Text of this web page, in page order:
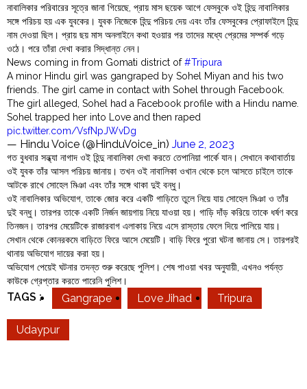
নাবালিকার পরিবারের সূত্রে জানা গিয়েছে, প্রায় মাস ছয়েক আগে ফেসবুকে ওই হিন্দু নাবালিকার
সঙ্গে পরিচয় হয় এক যুবকের। যুবক নিজেকে হিন্দু পরিচয় দেয় এবং তাঁর ফেসবুকের প্রোফাইলে হিন্দু
নাম দেওয়া ছিল। প্রায় ছয় মাস অনলাইনে কথা হওয়ার পর তাদের মধ্যে প্রেমের সম্পর্ক গড়ে
ওঠে। পরে তাঁরা দেখা করার সিদ্ধান্ত নেন।
News coming in from Gomati district of#Tripura
A minor Hindu girl was gangraped by Sohel Miyan and his two
friends. The girl came in contact with Sohel through Facebook.
The girl alleged, Sohel had a Facebook profile with a Hindu name.
Sohel trapped her into Love and then raped
pic.twitter.com/VsfNpJWvDg
— Hindu Voice (@HinduVoice_in) June 2, 2023
গত বুধবার সন্ধ্যা নাগাদ ওই হিন্দু নাবালিকা দেখা করতে তেপানিয়া পার্কে যান। সেখানে কথাবার্তায়
ওই যুবক তাঁর আসল পরিচয় জানায়। তখন ওই নাবালিকা ওখান থেকে চলে আসতে চাইলে তাকে
আটকে রাখে সোহেল মিঞা এবং তাঁর সঙ্গে থাকা দুই বন্ধু।
ওই নাবালিকার অভিযোগ, তাকে জোর করে একটি গাড়িতে তুলে নিয়ে যায় সোহেল মিঞা ও তাঁর
দুই বন্ধু। তারপর তাকে একটি নির্জন জায়গায় নিয়ে যাওয়া হয়। গাড়ি দাঁড় করিয়ে তাকে ধর্ষণ করে
তিনজন। তারপর মেয়েটিকে রাজারবাগ এলাকায় নিয়ে এসে রাস্তায় ফেলে দিয়ে পালিয়ে যায়।
সেখান থেকে কোনরকমে বাড়িতে ফিরে আসে মেয়েটি। বাড়ি ফিরে পুরো ঘটনা জানায় সে। তারপরই
থানায় অভিযোগ দায়ের করা হয়।
অভিযোগ পেয়েই ঘটনার তদন্ত শুরু করেছে পুলিশ। শেষ পাওয়া খবর অনুযায়ী, এখনও পর্যন্ত
কাউকে গ্রেপ্তার করতে পারেনি পুলিশ।
TAGS : Gangrape Love Jihad Tripura
Udaypur